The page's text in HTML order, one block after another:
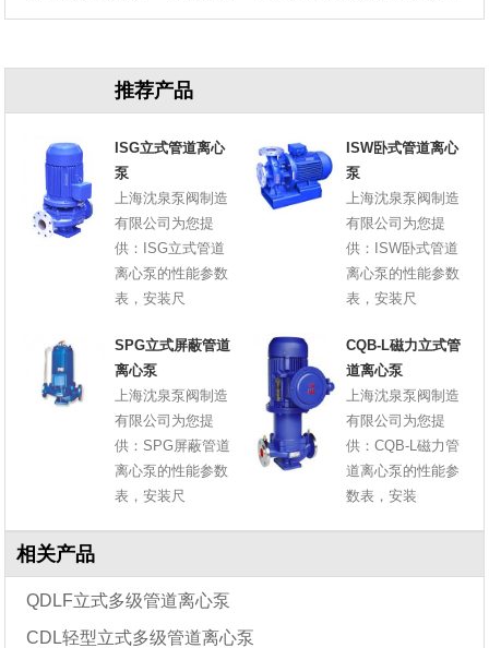
推荐产品
ISG立式管道离心
泵
上海沈泉泵阀制造
有限公司为您提
供：ISG立式管道
离心泵的性能参数
表，安装尺
ISW卧式管道离心
泵
上海沈泉泵阀制造
有限公司为您提
供：ISW卧式管道
离心泵的性能参数
表，安装尺
SPG立式屏蔽管道
离心泵
上海沈泉泵阀制造
有限公司为您提
供：SPG屏蔽管道
离心泵的性能参数
表，安装尺
CQB-L磁力立式管
道离心泵
上海沈泉泵阀制造
有限公司为您提
供：CQB-L磁力管
道离心泵的性能参
数表，安装
相关产品
QDLF立式多级管道离心泵
CDL轻型立式多级管道离心泵